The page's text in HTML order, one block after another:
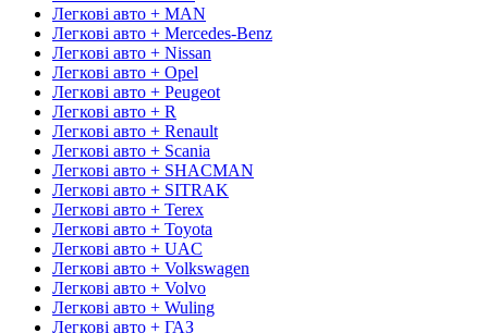
Легкові авто + MAN
Легкові авто + Mercedes-Benz
Легкові авто + Nissan
Легкові авто + Opel
Легкові авто + Peugeot
Легкові авто + R
Легкові авто + Renault
Легкові авто + Scania
Легкові авто + SHACMAN
Легкові авто + SITRAK
Легкові авто + Terex
Легкові авто + Toyota
Легкові авто + UAC
Легкові авто + Volkswagen
Легкові авто + Volvo
Легкові авто + Wuling
Легкові авто + ГАЗ